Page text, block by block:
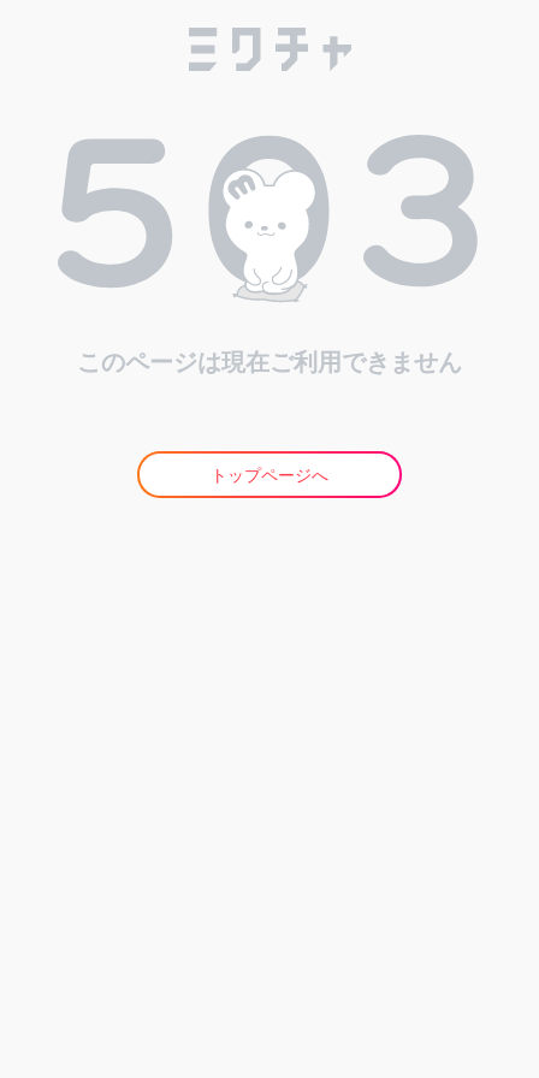
このページは現在ご利用できません